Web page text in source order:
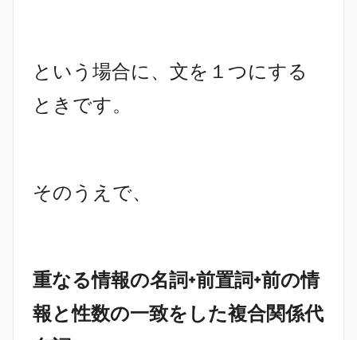
という場合に、文を１つにする
ときです。
そのうえで、
重なる情報の名詞+前置詞+前の情
報と性数の一致をした複合関係代